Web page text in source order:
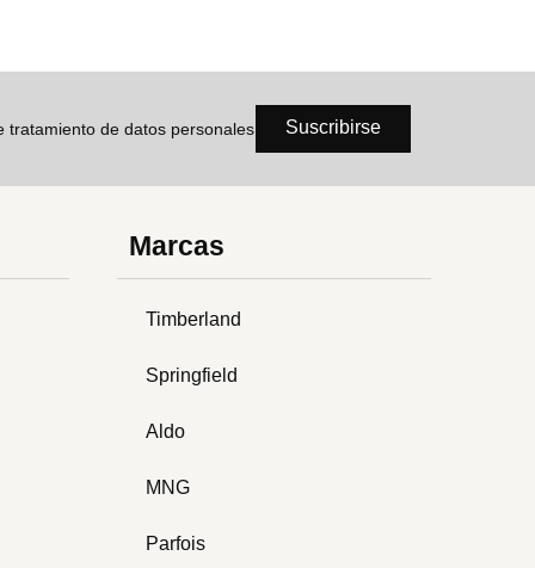
tratamiento de datos personales Suscribirse
Marcas
Timberland
Springfield
Aldo
MNG
Parfois